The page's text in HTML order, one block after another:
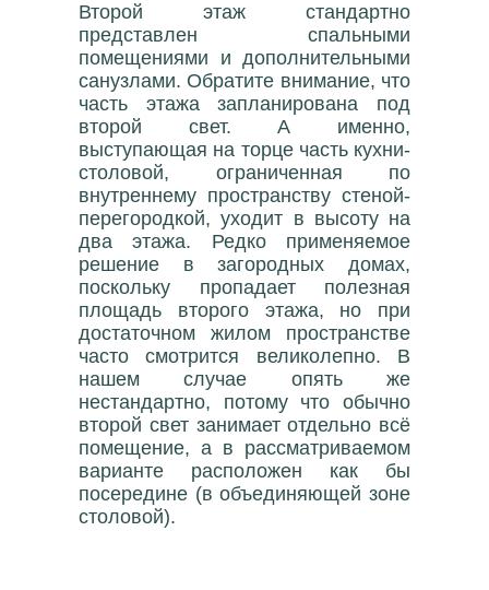
Второй этаж стандартно
представлен спальными
помещениями и дополнительными
санузлами. Обратите внимание, что
часть этажа запланирована под
второй свет. А именно,
выступающая на торце часть кухни-
столовой, ограниченная по
внутреннему пространству стеной-
перегородкой, уходит в высоту на
два этажа. Редко применяемое
решение в загородных домах,
поскольку пропадает полезная
площадь второго этажа, но при
достаточном жилом пространстве
часто смотрится великолепно. В
нашем случае опять же
нестандартно, потому что обычно
второй свет занимает отдельно всё
помещение, а в рассматриваемом
варианте расположен как бы
посередине (в объединяющей зоне
столовой).